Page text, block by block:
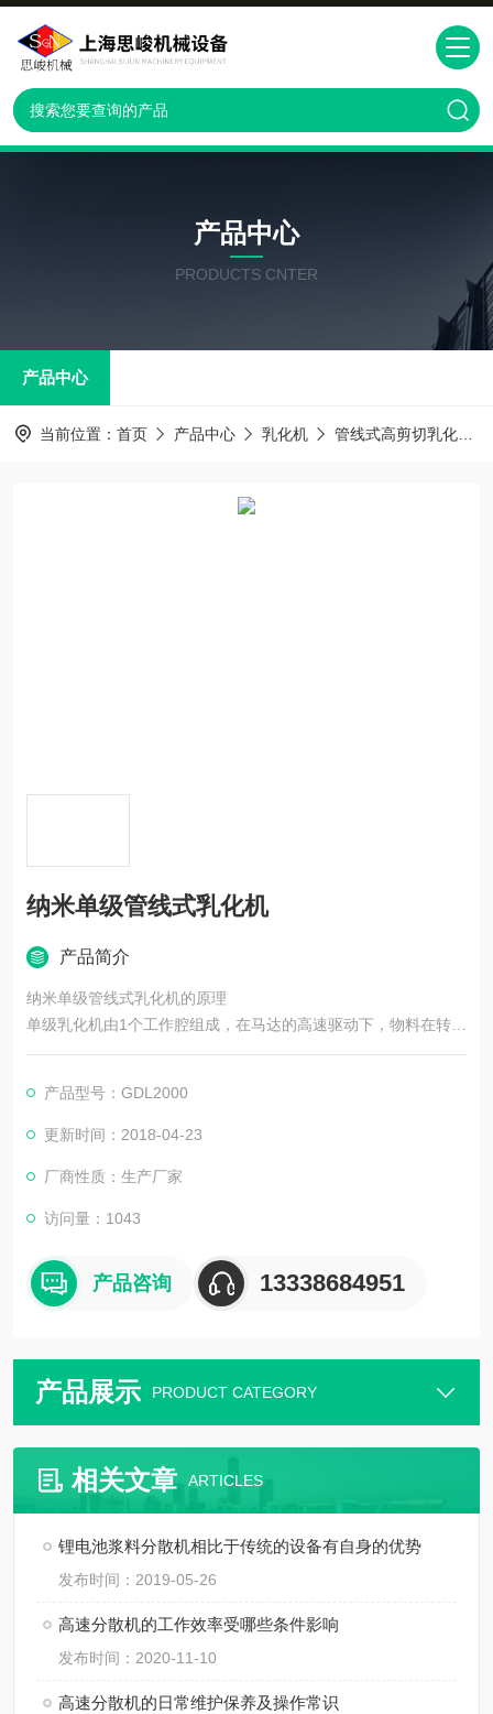
产品中心
PRODUCTS CNTER
产品中心
当前位置： 首页 产品中心 乳化机 管线式高剪切乳化机
纳米单级管线式乳化机
产品简介
纳米单级管线式乳化机的原理
单级乳化机由1个工作腔组成，在马达的高速驱动下，物料在转子
与定子之间的狭窄间隙中高速运动，形成紊流，物料受到更强液
到分散、乳化、破碎的效果。思峻单级管线式乳化泵主要包括GD
L1000系列和GDL2000系列，相对而言，混合、分散、均质、悬
产品型号：GDL2000
更新时间：2018-04-23
厂商性质：生产厂家
访问量：1043
产品咨询 13338684951
产品展示 PRODUCT CATEGORY
相关文章 ARTICLES
锂电池浆料分散机相比于传统的设备有自身的优势
发布时间：2019-05-26
高速分散机的工作效率受哪些条件影响
发布时间：2020-11-10
高速分散机的日常维护保养及操作常识